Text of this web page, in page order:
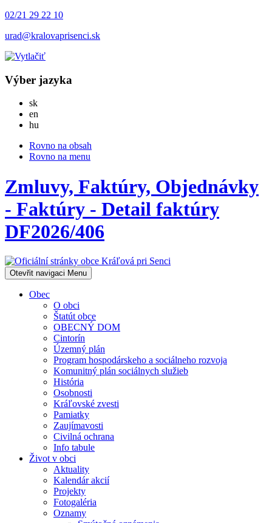
02/21 29 22 10
urad@kralovaprisenci.sk
Výber jazyka
skSlovensky
en
hu
Rovno na obsah
Rovno na menu
Zmluvy, Faktúry, Objednávky
- Faktúry - Detail faktúry
DF2026/406
Otevřit navigaci Menu
Obec
O obci
Štatút obce
OBECNÝ DOM
Cintorín
Územný plán
Program hospodárskeho a sociálneho rozvoja
Komunitný plán sociálnych služieb
História
Osobnosti
Kráľovské zvesti
Pamiatky
Zaujímavosti
Civilná ochrana
Info tabule
Život v obci
Aktuality
Kalendár akcií
Projekty
Fotogaléria
Oznamy